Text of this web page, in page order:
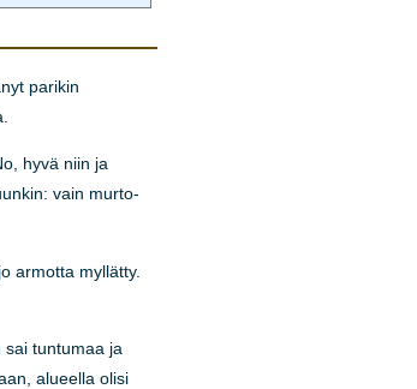
parikin
hyvä niin ja
vain murto-
armotta myllätty.
sai tuntumaa ja
alueella olisi